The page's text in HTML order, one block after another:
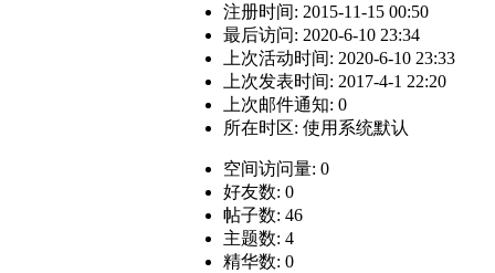
注册时间: 2015-11-15 00:50
最后访问: 2020-6-10 23:34
上次活动时间: 2020-6-10 23:33
上次发表时间: 2017-4-1 22:20
上次邮件通知: 0
所在时区: 使用系统默认
空间访问量: 0
好友数: 0
帖子数: 46
主题数: 4
精华数: 0